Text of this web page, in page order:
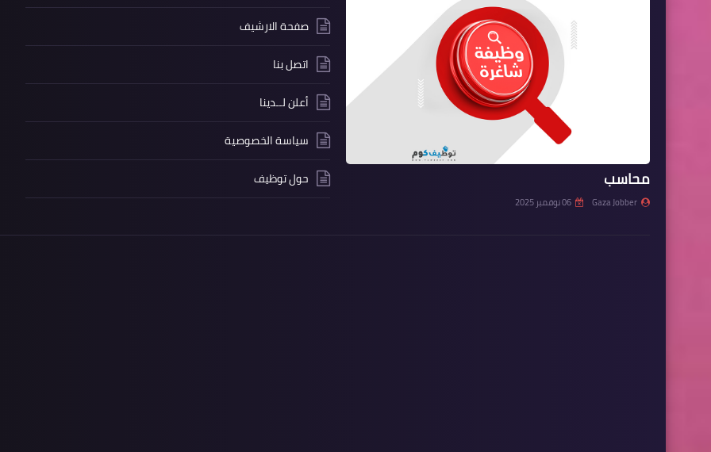
محاسب
Gaza Jobber 06 نوفمبر 2025
صفحة الارشيف
اتصل بنا
أعلن لــدينا
سياسة الخصوصية
حول توظيف